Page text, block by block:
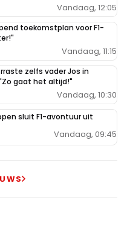
Vandaag, 12:05
toekomstplan voor F1-
Vandaag, 11:15
zelfs vader Jos in
gaat het altijd!"
Vandaag, 10:30
sluit F1-avontuur uit
Vandaag, 09:45